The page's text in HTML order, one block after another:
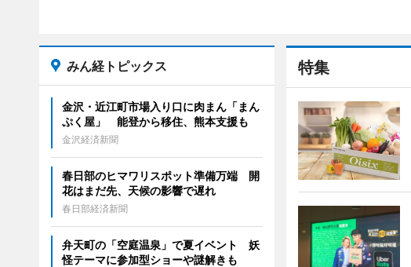
特集
みん経トピックス
金沢・近江町市場入り口に肉まん「まん
ぷく屋」 能登から移住、熊本支援も
金沢経済新聞
春日部のヒマワリスポット準備万端 開
花はまだ先、天候の影響で遅れ
春日部経済新聞
弁天町の「空庭温泉」で夏イベント 妖
怪テーマに参加型ショーや謎解きも